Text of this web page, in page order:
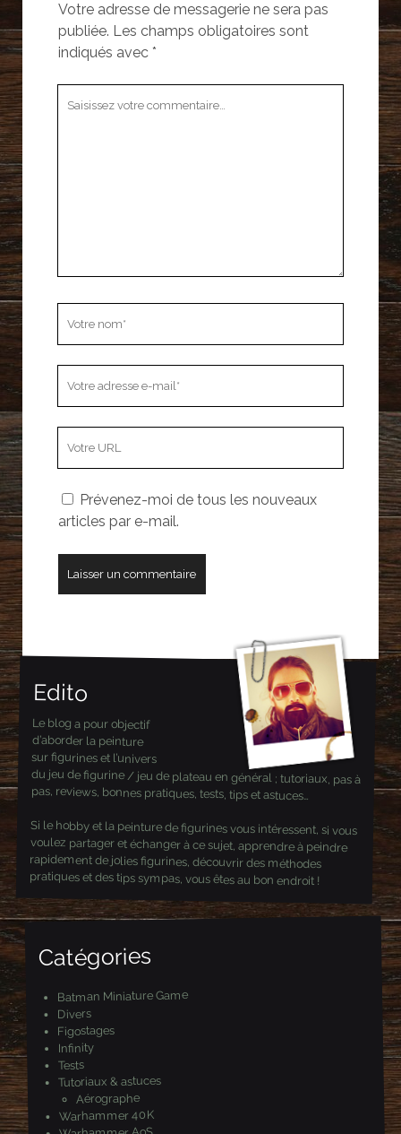
Votre adresse de messagerie ne sera pas
publiée. Les champs obligatoires sont
indiqués avec *
mail
votre
site
Prévenez-moi de tous les nouveaux
articles par e-mail.
Edito
Le blog a pour objectif
d’aborder la peinture
sur figurines et l’univers
du jeu de figurine / jeu de plateau en général ; tutoriaux, pas à
pas, reviews, bonnes pratiques, tests, tips et astuces…
Si le hobby et la peinture de figurines vous intéressent, si vous
voulez partager et échanger à ce sujet, apprendre à peindre
rapidement de jolies figurines, découvrir des méthodes
pratiques et des tips sympas, vous êtes au bon endroit !
Catégories
Batman Miniature Game
Divers
Figostages
Infinity
Tests
Tutoriaux & astuces
Aérographe
Warhammer 40K